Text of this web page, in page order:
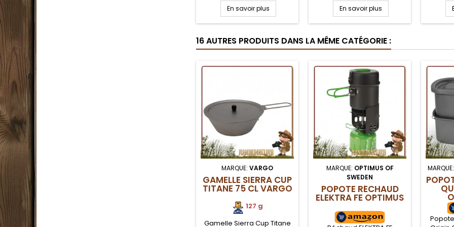
Composé d'un manche de
12 cm, le spork est aussi
compact que léger pour
dans une poche ou une
popote titane Toaks.
En savoir plus
manche filaire, idéale pour
le bivouac léger et
randonnée ultra light, cette
que légère et se glisse
dans une poche ou une
En savoir plus
ultra
16 AUTRES PRODUITS DANS LA MÊME CATÉGORIE :
MARQUE: VARGO
GAMELLE SIERRA CUP
TITANE 75 CL VARGO
127 g
Gamelle Sierra Cup Titane
MARQUE: OPTIMUS OF
SWEDEN
POPOTE RÉCHAUD
ELEKTRA FE OPTIMUS
MARQUE: